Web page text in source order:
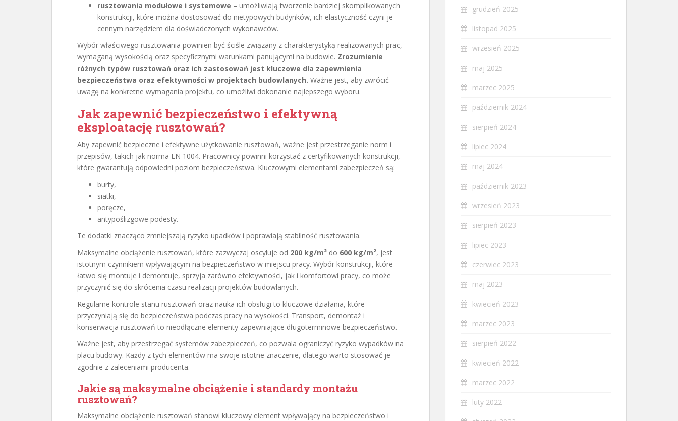
rusztowania modułowe i systemowe – umożliwiają tworzenie bardziej skomplikowanych
konstrukcji, które można dostosować do nietypowych budynków, ich elastyczność czyni je
cennym narzędziem dla doświadczonych wykonawców.
Wybór właściwego rusztowania powinien być ściśle związany z charakterystyką realizowanych prac,
wymaganą wysokością oraz specyficznymi warunkami panującymi na budowie. Zrozumienie
różnych typów rusztowań oraz ich zastosowań jest kluczowe dla zapewnienia
bezpieczeństwa oraz efektywności w projektach budowlanych. Ważne jest, aby zwrócić
uwagę na konkretne wymagania projektu, co umożliwi dokonanie najlepszego wyboru.
Jak zapewnić bezpieczeństwo i efektywną
eksploatację rusztowań?
Aby zapewnić bezpieczne i efektywne użytkowanie rusztowań, ważne jest przestrzeganie norm i
przepisów, takich jak norma EN 1004. Pracownicy powinni korzystać z certyfikowanych konstrukcji,
które gwarantują odpowiedni poziom bezpieczeństwa. Kluczowymi elementami zabezpieczeń są:
burty,
siatki,
poręcze,
antypoślizgowe podesty.
Te dodatki znacząco zmniejszają ryzyko upadków i poprawiają stabilność rusztowania.
Maksymalne obciążenie rusztowań, które zazwyczaj oscyluje od 200 kg/m² do 600 kg/m², jest
istotnym czynnikiem wpływającym na bezpieczeństwo w miejscu pracy. Wybór konstrukcji, które
łatwo się montuje i demontuje, sprzyja zarówno efektywności, jak i komfortowi pracy, co może
przyczynić się do skrócenia czasu realizacji projektów budowlanych.
Regularne kontrole stanu rusztowań oraz nauka ich obsługi to kluczowe działania, które
przyczyniają się do bezpieczeństwa podczas pracy na wysokości. Transport, demontaż i
konserwacja rusztowań to nieodłączne elementy zapewniające długoterminowe bezpieczeństwo.
Ważne jest, aby przestrzegać systemów zabezpieczeń, co pozwala ograniczyć ryzyko wypadków na
placu budowy. Każdy z tych elementów ma swoje istotne znaczenie, dlatego warto stosować je
zgodnie z zaleceniami producenta.
Jakie są maksymalne obciążenie i standardy montażu
rusztowań?
Maksymalne obciążenie rusztowań stanowi kluczowy element wpływający na bezpieczeństwo i
grudzień 2025
listopad 2025
wrzesień 2025
maj 2025
marzec 2025
październik 2024
sierpień 2024
lipiec 2024
maj 2024
październik 2023
wrzesień 2023
sierpień 2023
lipiec 2023
czerwiec 2023
maj 2023
kwiecień 2023
marzec 2023
sierpień 2022
kwiecień 2022
marzec 2022
luty 2022